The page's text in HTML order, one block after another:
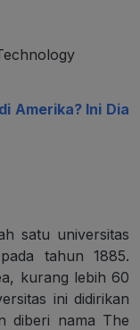
Amerika? Ini Dia
satu universitas
tahun 1885.
kurang lebih 60
ini didirikan
diberi nama The